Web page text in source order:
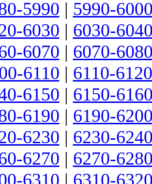
5990 | 5990-
6030 | 6030-
6070 | 6070-
6110 | 6110-6120
6150 | 6150-
6190 | 6190-
6230 | 6230-
6270 | 6270-
6310 | 6310-